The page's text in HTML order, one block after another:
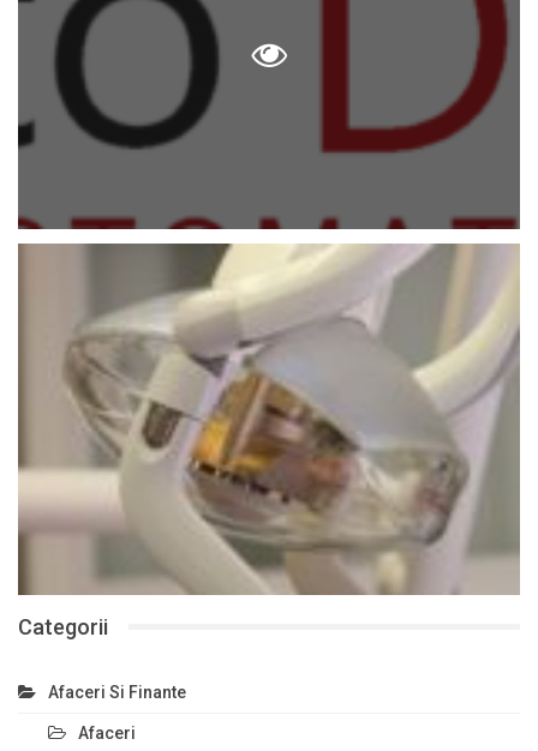
Categorii
Afaceri Si Finante
Afaceri